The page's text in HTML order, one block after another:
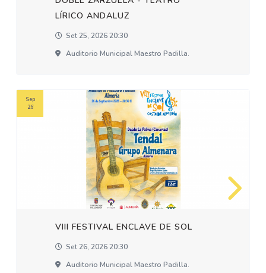
LÍRICO ANDALUZ
Set 25, 2026 20:30
Auditorio Municipal Maestro Padilla.
VIII FESTIVAL ENCLAVE DE SOL
Set 26, 2026 20:30
Auditorio Municipal Maestro Padilla.
Sep
26